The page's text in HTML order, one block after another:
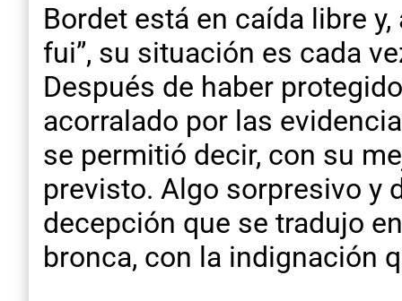
Bordet está en caída libre
fui”, su situación es cada
Después de haber
acorralado por las
se permitió decir, con su
previsto. Algo sorpresivo y
decepción que se tradujo
bronca, con la indignación